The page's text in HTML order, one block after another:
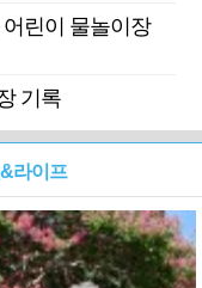
린이 물놀이장
기록
라이프